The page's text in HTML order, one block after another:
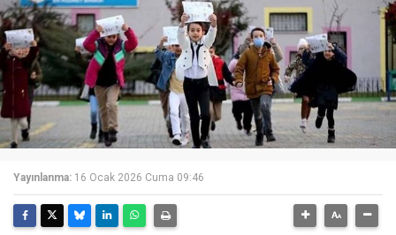
Yayınlanma: 16 Ocak 2026 Cuma 09:46